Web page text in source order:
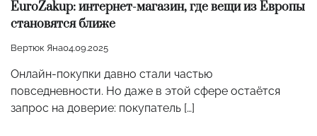
EuroZakup: интернет-магазин, где вещи из Европы
становятся ближе
Вертюк Яна04.09.2025
Онлайн-покупки давно стали частью
повседневности. Но даже в этой сфере остаётся
запрос на доверие: покупатель […]